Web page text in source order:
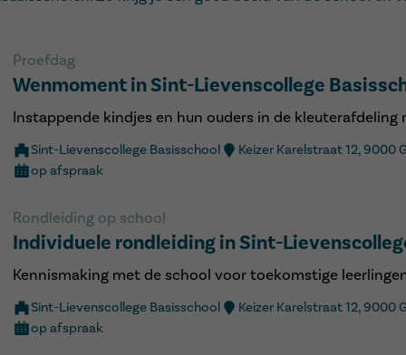
Proefdag
Wenmoment in Sint-Lievenscollege
Instappende kindjes en hun ouders in de
Sint-Lievenscollege Basisschool
Keizer Karelstraat 12, 9000
op afspraak
Rondleiding op school
Individuele rondleiding in Sint-
Kennismaking met de school voor toekomstige
Sint-Lievenscollege Basisschool
Keizer Karelstraat 12, 9000
op afspraak